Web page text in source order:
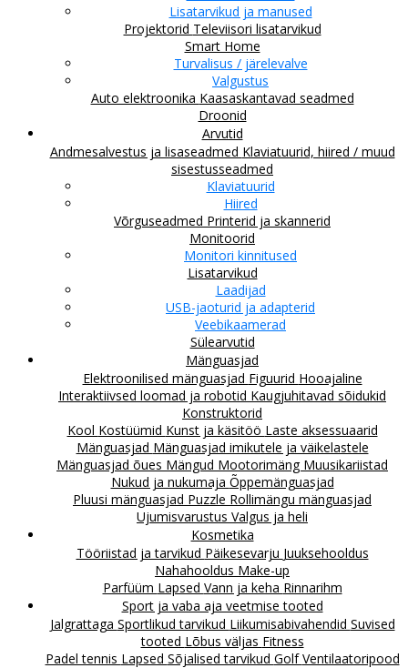
Lisatarvikud ja manused
Projektorid Televiisori lisatarvikud
Smart Home
Turvalisus / järelevalve
Valgustus
Auto elektroonika Kaasaskantavad seadmed
Droonid
Arvutid
Andmesalvestus ja lisaseadmed Klaviatuurid, hiired / muud
sisestusseadmed
Klaviatuurid
Hiired
Võrguseadmed Printerid ja skannerid
Monitoorid
Monitori kinnitused
Lisatarvikud
Laadijad
USB-jaoturid ja adapterid
Veebikaamerad
Sülearvutid
Mänguasjad
Elektroonilised mänguasjad Figuurid Hooajaline
Interaktiivsed loomad ja robotid Kaugjuhitavad sõidukid
Konstruktorid
Kool Kostüümid Kunst ja käsitöö Laste aksessuaarid
Mänguasjad Mänguasjad imikutele ja väikelastele
Mänguasjad õues Mängud Mootorimäng Muusikariistad
Nukud ja nukumaja Õppemänguasjad
Pluusi mänguasjad Puzzle Rollimängu mänguasjad
Ujumisvarustus Valgus ja heli
Kosmetika
Tööriistad ja tarvikud Päikesevarju Juuksehooldus
Nahahooldus Make-up
Parfüüm Lapsed Vann ja keha Rinnarihm
Sport ja vaba aja veetmise tooted
Jalgrattaga Sportlikud tarvikud Liikumisabivahendid Suvised
tooted Lõbus väljas Fitness
Padel tennis Lapsed Sõjalised tarvikud GolfVentilaatoripood